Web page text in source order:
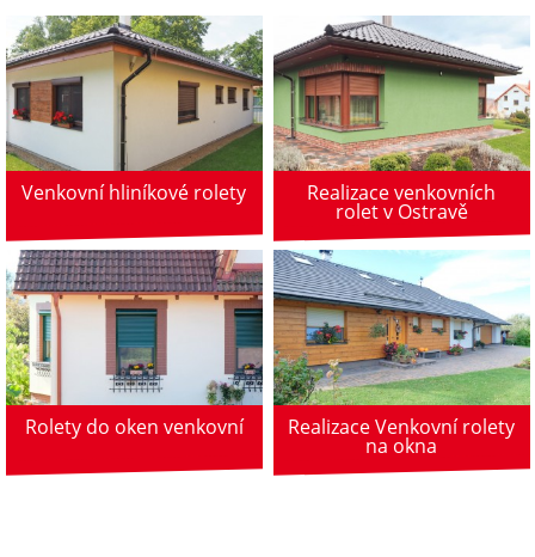
Venkovní hliníkové rolety Realizace venkovních
rolet v Ostravě
Rolety do oken venkovní Realizace Venkovní rolety
na okna